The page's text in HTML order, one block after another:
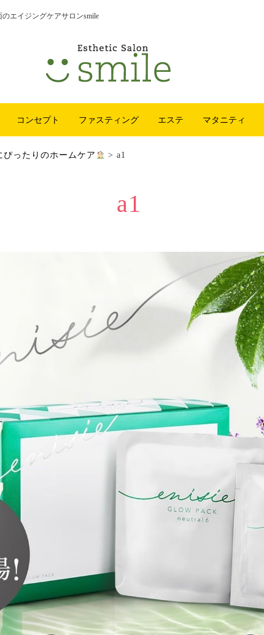
エイジングケアサロンsmile
コンセプト ファスティング エステ マタニティ
ぴったりのホームケア >a1
a1